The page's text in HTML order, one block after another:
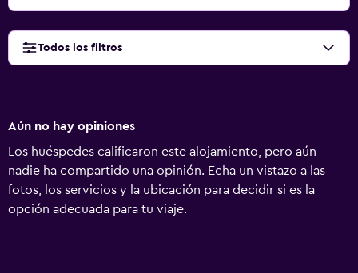
Todos los filtros
Aún no hay opiniones
Los huéspedes calificaron este alojamiento, pero aún
nadie ha compartido una opinión. Echa un vistazo a las
fotos, los servicios y la ubicación para decidir si es la
opción adecuada para tu viaje.